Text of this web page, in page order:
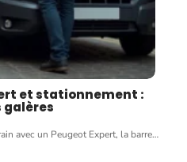
et stationnement :
galères
avec un Peugeot Expert, la barre…